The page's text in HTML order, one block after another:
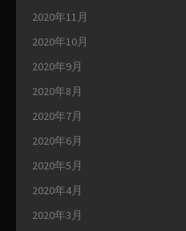
2020年11月
2020年10月
2020年9月
2020年8月
2020年7月
2020年6月
2020年5月
2020年4月
2020年3月